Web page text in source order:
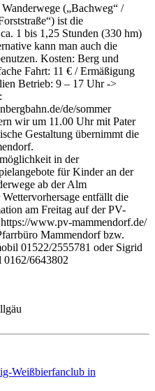
(„Bachweg“ /
ist die
1 bis 1,25 Stunden (330 hm)
kann man auch die
Kosten: Berg und
Fahrt: 11 € / Ermäßigung
Betrieb: 9 – 17 Uhr ->
de/sommer
wir um 11.00 Uhr mit Pater
Gestaltung übernimmt die
in der
für Kinder an der
ab der Alm
entfällt die
am Freitag auf der PV-
www.pv-mammendorf.de/
Mammendorf bzw.
01522/2555781 oder Sigrid
0162/6643802
Weißbierfanclub in